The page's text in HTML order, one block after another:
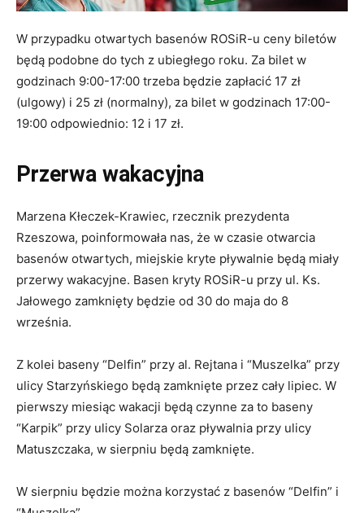
W przypadku otwartych basenów ROSiR-u ceny biletów
będą podobne do tych z ubiegłego roku. Za bilet w
godzinach 9:00-17:00 trzeba będzie zapłacić 17 zł
(ulgowy) i 25 zł (normalny), za bilet w godzinach 17:00-
19:00 odpowiednio: 12 i 17 zł.
Przerwa wakacyjna
Marzena Kłeczek-Krawiec, rzecznik prezydenta
Rzeszowa, poinformowała nas, że w czasie otwarcia
basenów otwartych, miejskie kryte pływalnie będą miały
przerwy wakacyjne. Basen kryty ROSiR-u przy ul. Ks.
Jałowego zamknięty będzie od 30 do maja do 8
września.
Z kolei baseny “Delfin” przy al. Rejtana i “Muszelka” przy
ulicy Starzyńskiego będą zamknięte przez cały lipiec. W
pierwszy miesiąc wakacji będą czynne za to baseny
“Karpik” przy ulicy Solarza oraz pływalnia przy ulicy
Matuszczaka, w sierpniu będą zamknięte.
W sierpniu będzie można korzystać z basenów “Delfin” i